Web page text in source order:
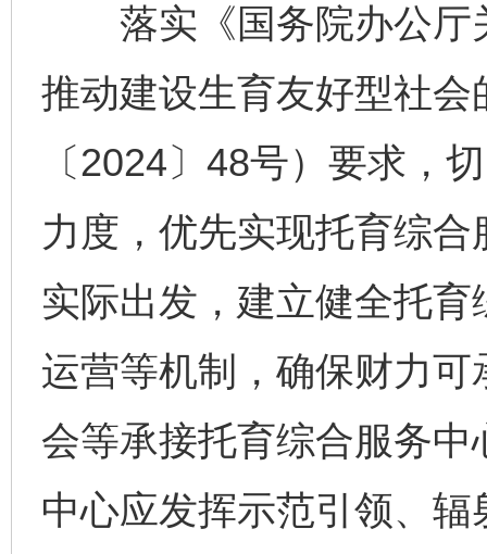
落实《国务院办公厅
推动建设生育友好型社
〔2024〕48号）要求，
力度，优先实现托育综
实际出发，建立健全托
运营等机制，确保财力
会等承接托育综合服务
中心应发挥示范引领、